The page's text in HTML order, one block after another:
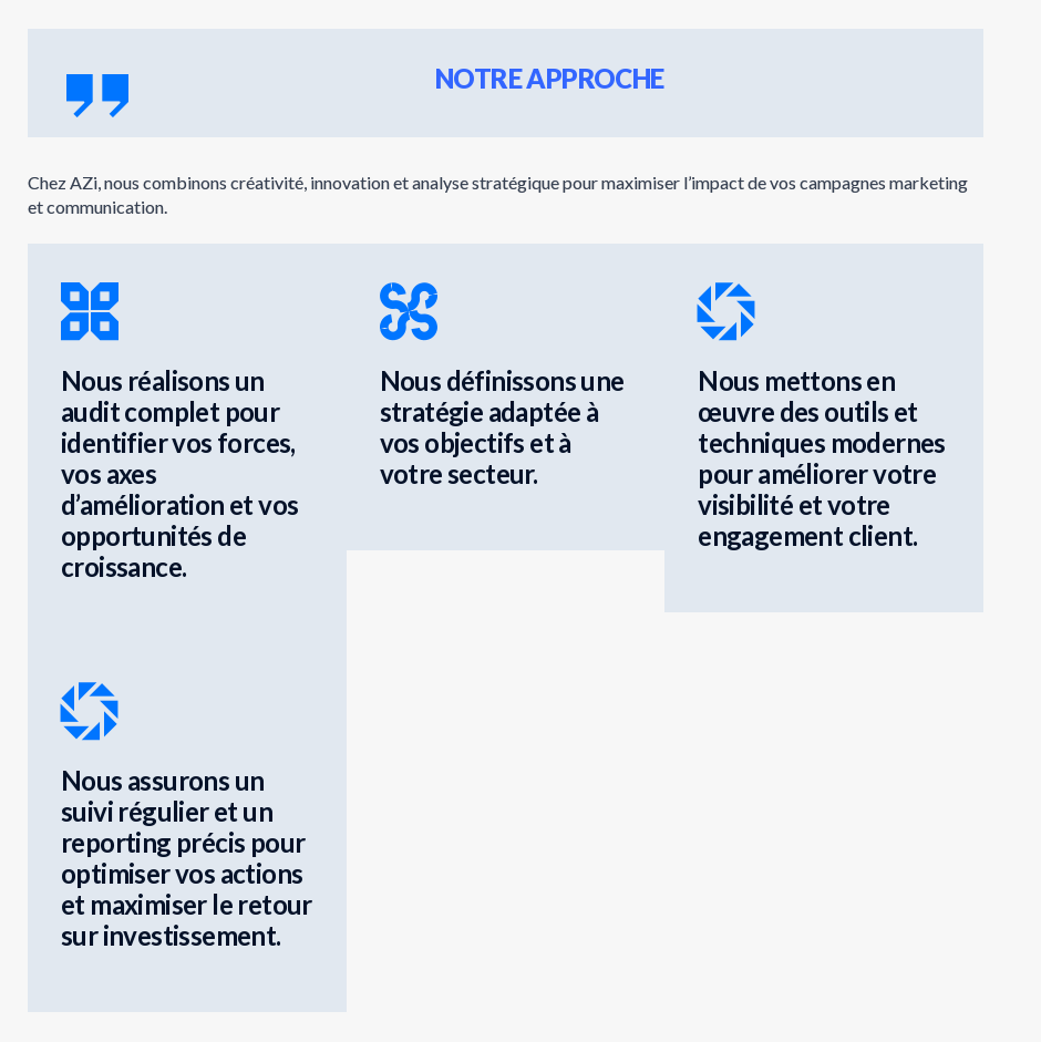
NOTRE APPROCHE
Chez AZi, nous combinons créativité, innovation et analyse stratégique pour maximiser l’impact de vos campagnes marketing
et communication.
Nous réalisons un
audit complet pour
identifier vos forces,
vos axes
d’amélioration et vos
opportunités de
croissance.
Nous définissons une
stratégie adaptée à
vos objectifs et à
votre secteur.
Nous mettons en
œuvre des outils et
techniques modernes
pour améliorer votre
visibilité et votre
engagement client.
Nous assurons un
suivi régulier et un
reporting précis pour
optimiser vos actions
et maximiser le retour
sur investissement.